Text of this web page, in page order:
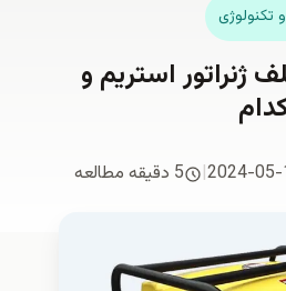
تکنولوژی
ژنراتور استریم و
2024-05-
| 5 دقیقه مطالعه